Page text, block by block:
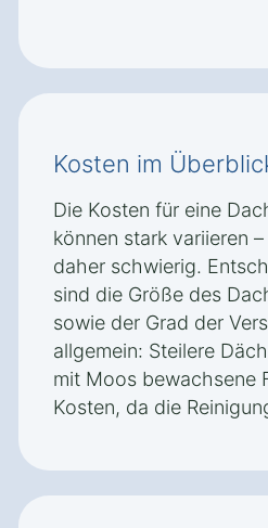
Kosten im
Die Kosten für eine
können stark variieren
daher schwierig.
sind die Größe des
sowie der Grad der
allgemein: Steilere
mit Moos bewachsene
Kosten, da die